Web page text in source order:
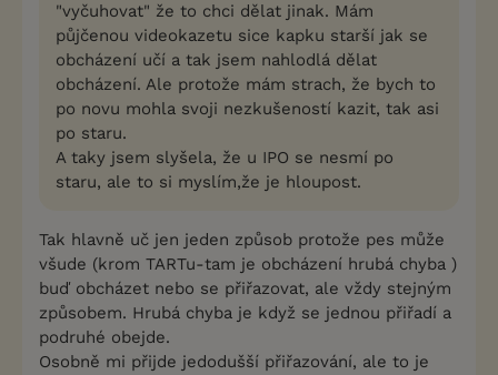
"vyčuhovat" že to chci dělat jinak. Mám
půjčenou videokazetu sice kapku starší jak se
obcházení učí a tak jsem nahlodlá dělat
obcházení. Ale protože mám strach, že bych to
po novu mohla svoji nezkušeností kazit, tak asi
po staru.
A taky jsem slyšela, že u IPO se nesmí po
staru, ale to si myslím,že je hloupost.
Tak hlavně uč jen jeden způsob protože pes může
všude (krom TARTu-tam je obcházení hrubá chyba )
buď obcházet nebo se přiřazovat, ale vždy stejným
způsobem. Hrubá chyba je když se jednou přiřadí a
podruhé obejde.
Osobně mi přijde jedodušší přiřazování, ale to je